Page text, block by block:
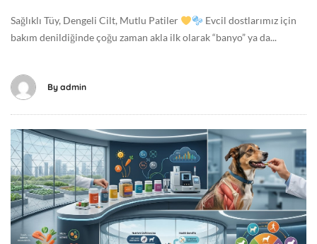
n
e
1
-
1
7
T
0
8
:
3
Sağlıklı Tüy, Dengeli Cilt, Mutlu Patiler
Evcil dostlarımız için
bakım denildiğinde çoğu zaman akla ilk olarak “banyo” ya da...
By admin
M
a
y
ı
s
1